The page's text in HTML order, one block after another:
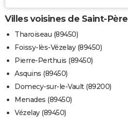
Villes voisines de Saint-Père
Tharoiseau (89450)
Foissy-lès-Vézelay (89450)
Pierre-Perthuis (89450)
Asquins (89450)
Domecy-sur-le-Vault (89200)
Menades (89450)
Vézelay (89450)